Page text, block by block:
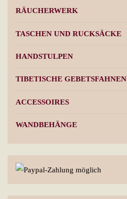
RÄUCHERWERK
TASCHEN UND RUCKSÄCKE
HANDSTULPEN
TIBETISCHE GEBETSFAHNEN
ACCESSOIRES
WANDBEHÄNGE